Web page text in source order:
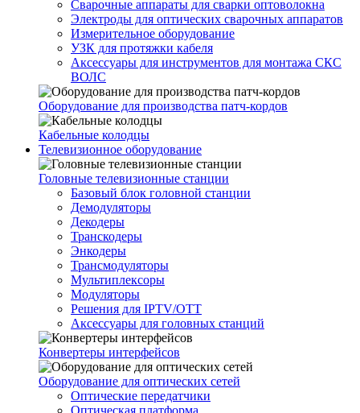
Сварочные аппараты для сварки оптоволокна
Электроды для оптических сварочных аппаратов
Измерительное оборудование
УЗК для протяжки кабеля
Аксессуары для инструментов для монтажа СКС
ВОЛС
Оборудование для производства патч-кордов
Кабельные колодцы
Телевизионное оборудование
Головные телевизионные станции
Базовый блок головной станции
Демодуляторы
Декодеры
Транскодеры
Энкодеры
Трансмодуляторы
Мультиплексоры
Модуляторы
Решения для IPTV/OTT
Аксессуары для головных станций
Конвертеры интерфейсов
Оборудование для оптических сетей
Оптические передатчики
Оптическая платформа